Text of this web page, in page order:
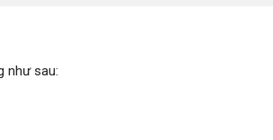
như sau: